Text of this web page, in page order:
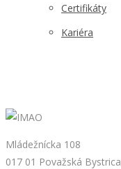
Certifikáty
Kariéra
Mládežnícka 108
017 01 Považská Bystrica